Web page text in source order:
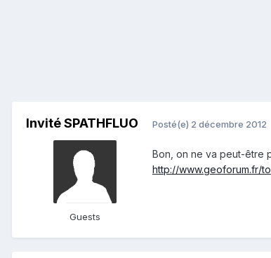
Invité SPATHFLUO
Guests
Posté(e) 2 décembre 2012
Bon, on ne va peut-être
http://www.geoforum.fr/